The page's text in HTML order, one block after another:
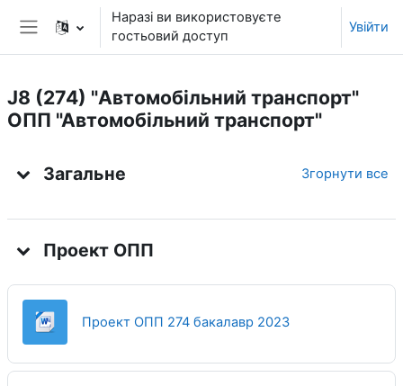
Перейти до головного вмісту
Бокова панель
Наразі ви використовуєте
гостьовий доступ
Увійти
J8 (274) "Автомобільний транспорт"
ОПП "Автомобільний транспорт"
Загальне Згорнути все
Проект ОПП
Проект ОПП 274 бакалавр 2023Файл